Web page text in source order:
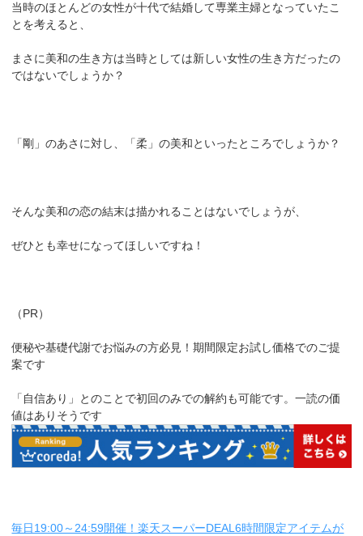
当時のほとんどの女性が十代で結婚して専業主婦となっていたこ
とを考えると、
まさに美和の生き方は当時としては新しい女性の生き方だったの
ではないでしょうか？
「剛」のあさに対し、「柔」の美和といったところでしょうか？
そんな美和の恋の結末は描かれることはないでしょうが、
ぜひとも幸せになってほしいですね！
（PR）
便秘や基礎代謝でお悩みの方必見！期間限定お試し価格でのご提
案です
「自信あり」とのことで初回のみでの解約も可能です。一読の価
値はありそうです
毎日19:00～24:59開催！楽天スーパーDEAL6時間限定アイテムが